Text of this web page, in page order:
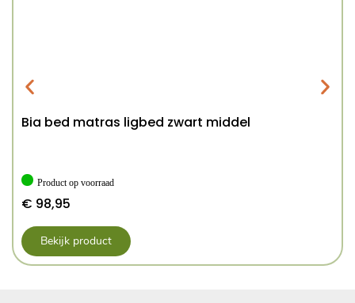
Bia bed matras ligbed zwart middel
Product op voorraad
€ 98,95
Bekijk product